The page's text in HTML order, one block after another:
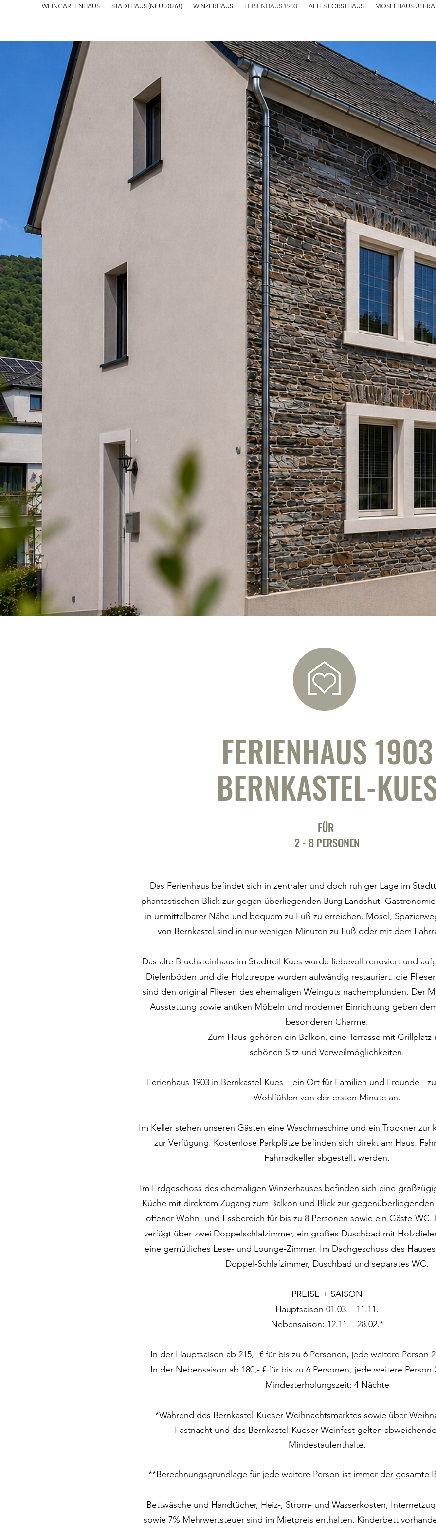
WEINGARTENHAUS STADTHAUS (NEU 2026!) WINZERHAUS FERIENHAUS 1903 ALTES FORSTHAUS MOSELHAUS
FERIENHAUS 1903
BERNKASTEL-
FÜR
2 - 8 PERSONEN
Das Ferienhaus befindet sich in zentraler und doch ruhiger Lage im
phantastischen Blick zur gegen überliegenden Burg Landshut.
in unmittelbarer Nähe und bequem zu Fuß zu erreichen. Mosel,
von Bernkastel sind in nur wenigen Minuten zu Fuß oder mit dem
Das alte Bruchsteinhaus im Stadtteil Kues wurde liebevoll renoviert und
Dielenböden und die Holztreppe wurden aufwändig restauriert, die
sind den original Fliesen des ehemaligen Weinguts nachempfunden. Der
Ausstattung sowie antiken Möbeln und moderner Einrichtung geben
besonderen Charme.
Zum Haus gehören ein Balkon, eine Terrasse mit Grillplatz
schönen Sitz-und Verweilmöglichkeiten.
Ferienhaus 1903 in Bernkastel-Kues – ein Ort für Familien und Freunde -
Wohlfühlen von der ersten Minute an.
Im Keller stehen unseren Gästen eine Waschmaschine und ein Trockner
zur Verfügung. Kostenlose Parkplätze befinden sich direkt am Haus.
Fahrradkeller abgestellt werden.
Im Erdgeschoss des ehemaligen Winzerhauses befinden sich eine
Küche mit direktem Zugang zum Balkon und Blick zur
offener Wohn- und Essbereich für bis zu 8 Personen sowie ein Gäste-WC.
verfügt über zwei Doppelschlafzimmer, ein großes Duschbad mit
eine gemütliches Lese- und Lounge-Zimmer. Im Dachgeschoss des
Doppel-Schlafzimmer, Duschbad und separates WC.
PREISE + SAISON
Hauptsaison 01.03. - 11.11.
Nebensaison: 12.11. - 28.02.*
In der Hauptsaison ab 215,- € für bis zu 6 Personen, jede weitere Person
In der Nebensaison ab 180,- € für bis zu 6 Personen, jede weitere
Mindesterholungszeit: 4 Nächte
*Während des Bernkastel-Kueser Weihnachtsmarktes sowie über
Fastnacht und das Bernkastel-Kueser Weinfest gelten
Mindestaufenthalte.
**Berechnungsgrundlage für jede weitere Person ist immer der gesamte
Bettwäsche und Handtücher, Heiz-, Strom- und Wasserkosten,
sowie 7% Mehrwertsteuer sind im Mietpreis enthalten. Kinderbett